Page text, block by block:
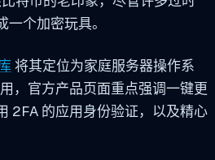
一个加密玩具。
将其定位为家庭服务器操作系
，官方产品页面重点强调一键更
2FA 的应用身份验证，以及精心